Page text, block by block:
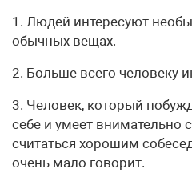
1. Людей интересуют
обычных вещах.
2. Больше всего человеку
3. Человек, который
себе и умеет внимательно
считаться хорошим
очень мало говорит.